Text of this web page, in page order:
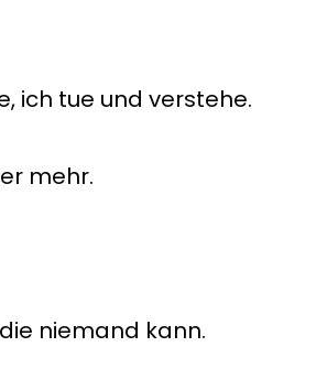
ich tue und verstehe.
mehr.
niemand kann.